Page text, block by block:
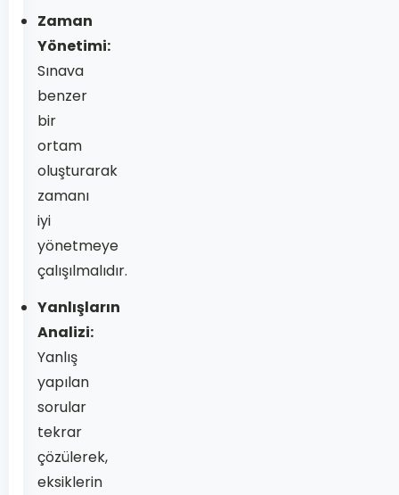
Zaman
Yönetimi:
Sınava
benzer
bir
ortam
oluşturarak
zamanı
iyi
yönetmeye
çalışılmalıdır.
Yanlışların
Analizi:
Yanlış
yapılan
sorular
tekrar
çözülerek,
eksiklerin